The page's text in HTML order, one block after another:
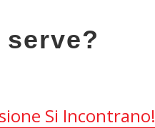
Si Incontrano!